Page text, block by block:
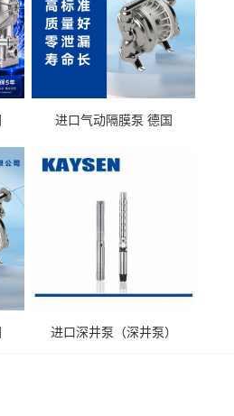
进口气动隔膜泵 德国
输送
进口深井泵（深井泵）